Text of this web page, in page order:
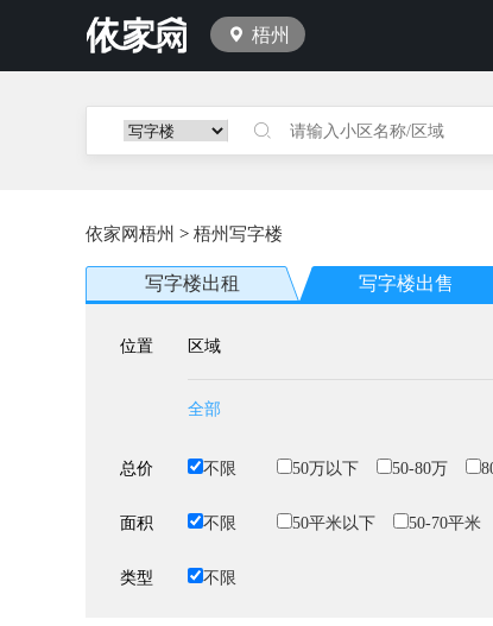
梧州
依家网梧州 > 梧州写字楼
写字楼出租 写字楼出售
位置 区域
全部
总价 不限 50万以下 50-80万
面积 不限 50平米以下 50-70平米
类型 不限